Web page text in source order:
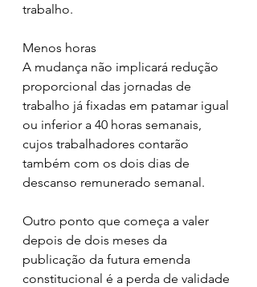
trabalho.
Menos horas
A mudança não implicará redução
proporcional das jornadas de
trabalho já fixadas em patamar igual
ou inferior a 40 horas semanais,
cujos trabalhadores contarão
também com os dois dias de
descanso remunerado semanal.
Outro ponto que começa a valer
depois de dois meses da
publicação da futura emenda
constitucional é a perda de validade